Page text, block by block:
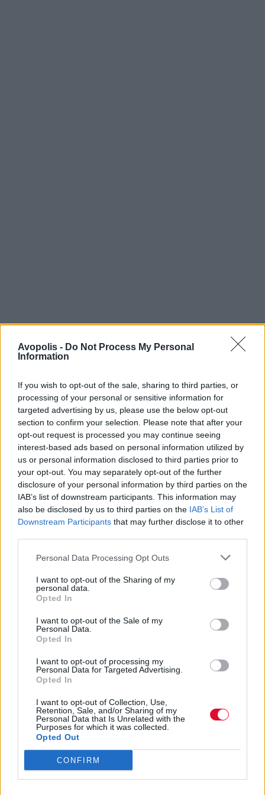
Avopolis - Do Not Process My Personal
Information
If you wish to opt-out of the sale, sharing to third parties, or
processing of your personal or sensitive information for
targeted advertising by us, please use the below opt-out
section to confirm your selection. Please note that after your
opt-out request is processed you may continue seeing
interest-based ads based on personal information utilized by
us or personal information disclosed to third parties prior to
your opt-out. You may separately opt-out of the further
disclosure of your personal information by third parties on the
IAB’s list of downstream participants. This information may
also be disclosed by us to third parties on the IAB’s List of
Downstream Participants that may further disclose it to other
Personal Data Processing Opt Outs
I want to opt-out of the Sharing of my
personal data.
Opted In
I want to opt-out of the Sale of my
Personal Data.
Opted In
I want to opt-out of processing my
Personal Data for Targeted Advertising.
Opted In
I want to opt-out of Collection, Use,
Retention, Sale, and/or Sharing of my
Personal Data that Is Unrelated with the
Purposes for which it was collected.
Opted Out
CONFIRM